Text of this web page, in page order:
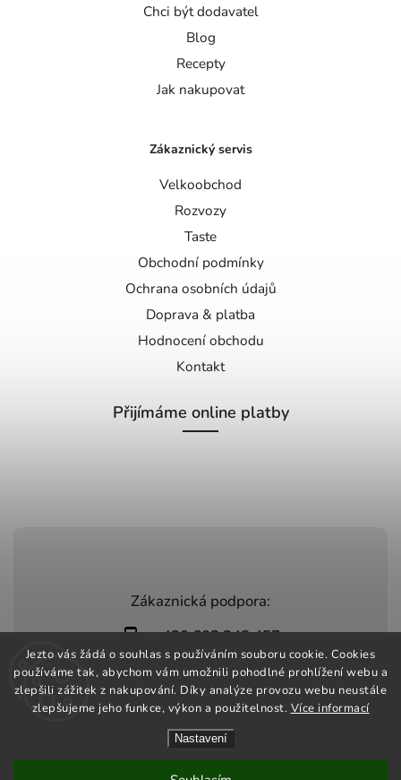
Jezto vás žádá o souhlas s používáním souboru cookie. Cookies
používáme tak, abychom vám umožnili pohodlné prohlížení webu a
zlepšili zážitek z nakupování. Díky analýze provozu webu neustále
zlepšujeme jeho funkce, výkon a použitelnost. Více informací
Nastavení
Zákaznická podpora:
+420 603 248 457
info@jeztomarket.cz
Chci být dodavatel
Blog
Recepty
Jak nakupovat
Zákaznický servis
Velkoobchod
Rozvozy
Taste
Obchodní podmínky
Ochrana osobních údajů
Doprava & platba
Hodnocení obchodu
Kontakt
Přijímáme online platby
Shoptet | Design